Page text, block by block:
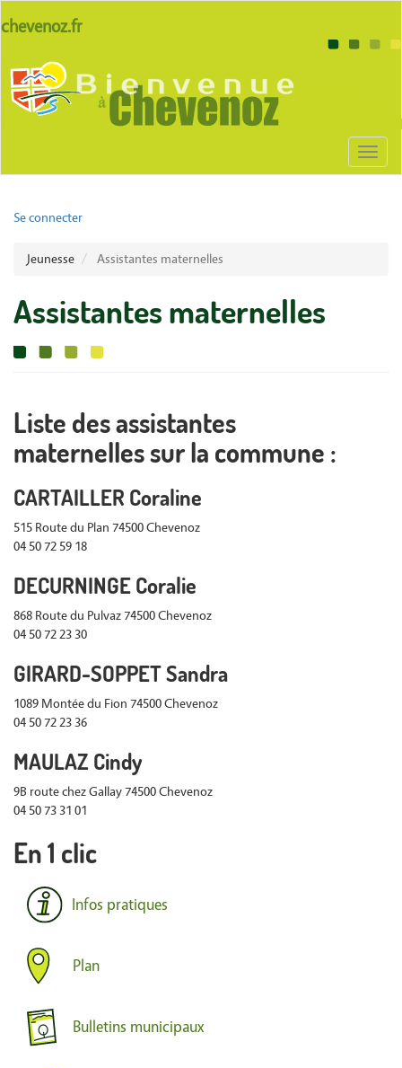
au
principal
lien
chevenoz
chevenoz.fr
Toggle
User
menu
Se connecter
Jeunesse Assistantes maternelles
Assistantes maternelles
Liste des assistantes
maternelles sur la commune :
CARTAILLER Coraline
515 Route du Plan 74500 Chevenoz
04 50 72 59 18
DECURNINGE Coralie
868 Route du Pulvaz 74500 Chevenoz
04 50 72 23 30
GIRARD-SOPPET Sandra
1089 Montée du Fion 74500 Chevenoz
04 50 72 23 36
MAULAZ Cindy
9B route chez Gallay 74500 Chevenoz
04 50 73 31 01
En 1 clic
Infos pratiques
Plan
Bulletins municipaux